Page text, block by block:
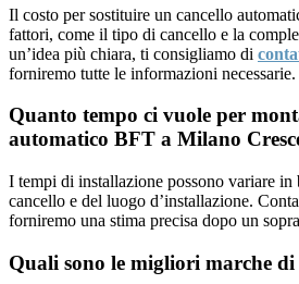
Il costo per sostituire un cancello
fattori, come il tipo di cancello e la
un’idea più chiara, ti consigliamo di
forniremo tutte le informazioni necessarie.
Quanto tempo ci vuole per
automatico BFT a Milano
I tempi di installazione possono variare in
cancello e del luogo d’installazione.
forniremo una stima precisa dopo un
Quali sono le migliori marche